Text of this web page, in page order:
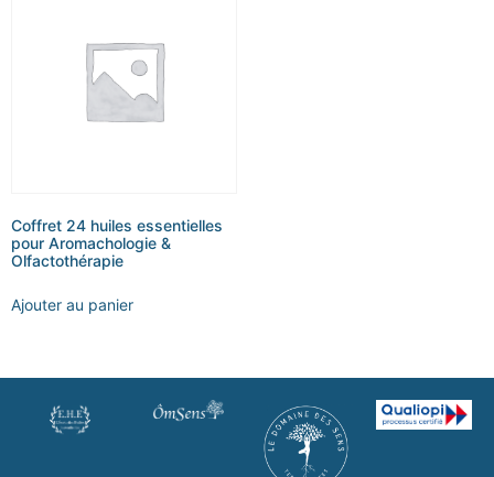
Coffret 24 huiles essentielles
pour Aromachologie &
Olfactothérapie
Ajouter au panier